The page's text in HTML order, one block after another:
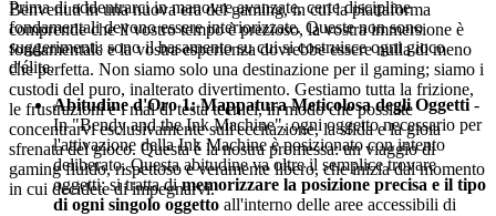
Prima di addentrarci in manovre avanzate, certe discipline
fondamentali devono essere interiorizzate. Queste non sono
suggerimenti; sono il basamento su cui si costruisce ogni gioco
d'élite.
Abitudine d'Oro 1: Mappatura Meticolosa degli Oggetti -
In "Bendy and the Ink Machine", ogni oggetto necessario per
l'attivazione della Ink Machine è posizionato con intento
deliberato. Questa abitudine va oltre il semplice trovare
oggetti; si tratta dimemorizzare la posizione precisa e il tipo
di ogni singolo oggetto all'interno delle aree accessibili di
Benvenuti in una nuova era del gaming, in cui la piattaforma
comprende che il vostro tempo è prezioso, la vostra immersione è
fondamentale e la vostra esperienza dovrebbe essere nulla di meno
che perfetta. Non siamo solo una destinazione per il gaming; siamo i
custodi del puro, inalterato divertimento. Gestiamo tutta la frizione,
le frustrazioni e i mal di testa tecnici, in modo che possiate
concentrarvi esclusivamente sull'eccitazione, la sfida e la gioia
sfrenata del gioco. Questa è la nostra promessa: un viaggio di
gaming fluido, rispettoso e veramente libero, che inizia dal momento
in cui decidete di impegnarvi.